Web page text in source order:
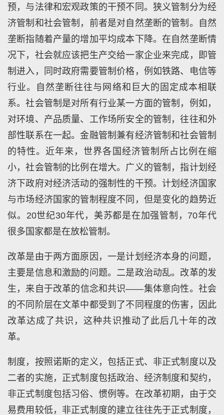
预，与法律和宏观政策的干预不同。狭义管制分为经
济管制和社会管制，前者是对自然垄断的管制。自然
垄断指随着产量的增加平均成本下降。在自然垄断情
况下，社会就应该把生产交给一家企业来完成，即管
制进入，同时政府需要管制价格，例如铁路、电信等
行业。自然垄断往往与网络和巨大的固定成本相联
系。社会管制是对所有行业某一方面的管制，例如，
对环境、产品质量、工作场所安全的管制，往往和外
部性联系在一起。金融管制兼有经济管制和社会管制
的特性。近年来，世界各国经济管制所占比例在缩
小，社会管制的比例在增大。广义的管制，指计划经
济下政府对经济活动的强制性的干预。计划经济国家
与市场经济国家的管制程度不同，但是变化的趋势近
似。20世纪30年代，美苏都是在加强管制，70年代
很多国家都是在放松管制。
改革是由于两方面原因，一是计划经济本身的问题，
主要是信息和激励的问题。二是政治动乱。改革的发
生，来自于改革的信念和共识——集体意向性。社会
的不同阶层在文革中都受到了不同程度的伤害，因此
改革达成了共识，这种共识推动了此后几十年的改
革。
制度，按照诺斯的定义，包括正式、非正式制度以及
二者的实施，正式制度包括政治、经济制度和契约，
非正式制度包括习俗、惯例等。在改革初期，由于交
易费用较低，非正式制度的建立往往先于正式制度，